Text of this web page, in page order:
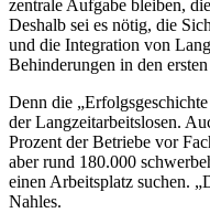
zentrale Aufgabe bleiben,
Deshalb sei es nötig, die
und die Integration von
Behinderungen in den
Denn die
der Langzeitarbeitslosen.
Prozent der Betriebe vor
aber rund 180.000
einen Arbeitsplatz suchen.
Nahles.